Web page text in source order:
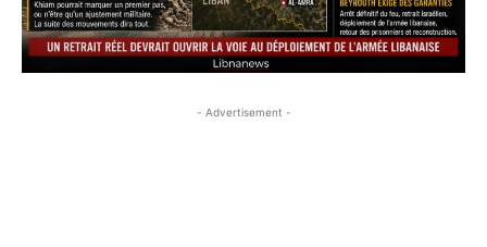
- Advertisement -